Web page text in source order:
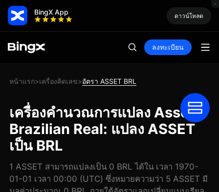
BingX App ดาวน์โหลด
ลงทะเบียน
หน้าแรก>เครื่องคิดเลข>อัตรา ASSET BRL
เครื่องคำนวณการแปลง Asset
Brazilian Real: แปลง ASSET
เป็น BRL
1 ASSET สามารถแปลงเป็น 0 BRL ได้ใน เวลา 1970-
01-01 เวลา 00:00 (UTC) ซึ่งหมายความว่า 5 ASSET มี